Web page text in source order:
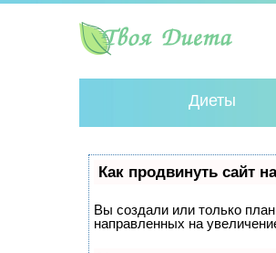
Диеты
Как продвинуть сайт
Вы создали или только
направленных на